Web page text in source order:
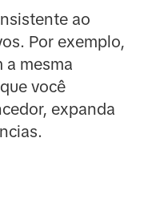
ao
Por exemplo,
a mesma
você
expanda